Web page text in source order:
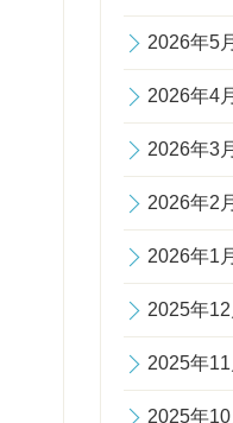
2026年5月
2026年4月
2026年3月
2026年2月
2026年1月
2025年12
2025年11
2025年10